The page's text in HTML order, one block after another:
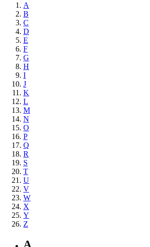
A
B
C
D
E
F
G
H
I
J
K
L
M
N
O
P
Q
R
S
T
U
V
W
X
Y
Z
A